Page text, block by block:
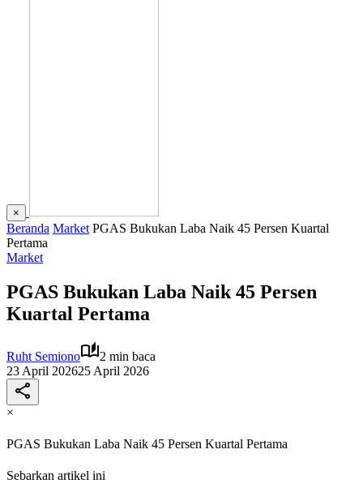
×
Beranda Market PGAS Bukukan Laba Naik 45 Persen Kuartal
Pertama
Market
PGAS Bukukan Laba Naik 45 Persen
Kuartal Pertama
Ruht Semiono
2 min baca
23 April 202625 April 2026
×
PGAS Bukukan Laba Naik 45 Persen Kuartal Pertama
Sebarkan artikel ini